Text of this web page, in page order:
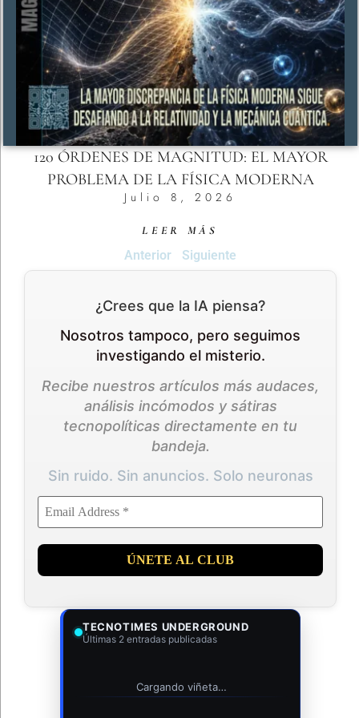
120 ÓRDENES DE MAGNITUD: EL MAYOR
PROBLEMA DE LA FÍSICA MODERNA
Julio 8, 2026
LEER MÁS
Anterior Siguiente
¿Crees que la IA piensa?
Nosotros tampoco, pero seguimos
investigando el misterio.
Recibe nuestros artículos más audaces,
análisis incómodos y sátiras
tecnopolíticas directamente en tu
bandeja.
Sin ruido. Sin anuncios. Solo neuronas
TECNOTIMES UNDERGROUND
Últimas 2 entradas publicadas
Cargando viñeta…